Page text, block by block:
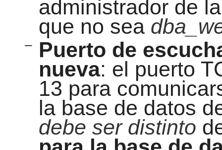
administrador de
que no sea
– Puerto de
nueva: el puerto
13 para
la base de datos
debe ser distinto